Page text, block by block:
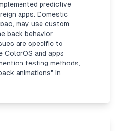
predictive
apps. Domestic
may use custom
back behavior
are specific to
ColorOS and apps
testing methods,
animations" in